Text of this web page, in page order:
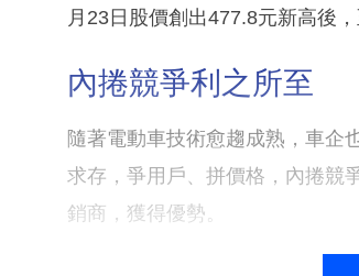
月23日股價創出477.8元新高後
內捲競爭利之所至
隨著電動車技術愈趨成熟，車企
求存，爭用戶、拼價格，內捲競
銷商，獲得優勢。